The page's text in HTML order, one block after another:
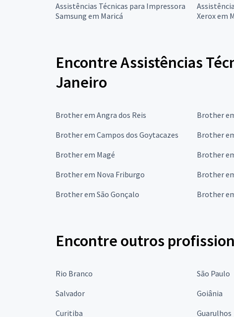
Assistências Técnicas para Impressora
Samsung em Maricá
Xerox em
Encontre Assistências
Janeiro
Brother em Angra dos Reis Brother
Brother em Campos dos Goytacazes
Brother
Brother em Magé
Brother
Brother em Nova Friburgo
Brother
Brother em São Gonçalo
Brother
Encontre outros
Rio Branco São Paulo
Salvador
Goiânia
Curitiba
Guarulhos